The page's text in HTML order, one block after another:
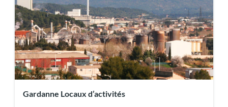
Gardanne Locaux d’activités